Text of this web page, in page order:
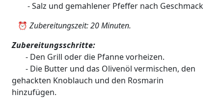
- Salz und gemahlener Pfeffer nach Geschmack
⏰ Zubereitungszeit: 20 Minuten.
Zubereitungsschritte:
- Den Grill oder die Pfanne vorheizen.
- Die Butter und das Olivenöl vermischen, den
gehackten Knoblauch und den Rosmarin
hinzufügen.